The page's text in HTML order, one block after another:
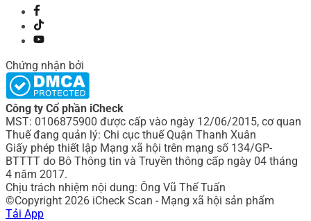
Chứng nhận bởi
Công ty Cổ phần iCheck
MST: 0106875900 được cấp vào ngày 12/06/2015, cơ quan
Thuế đang quản lý: Chi cục thuế Quận Thanh Xuân
Giấy phép thiết lập Mạng xã hội trên mạng số 134/GP-
BTTTT do Bô Thông tin và Truyền thông cấp ngày 04 tháng
4 năm 2017.
Chịu trách nhiệm nội dung: Ông Vũ Thế Tuấn
©Copyright 2026 iCheck Scan - Mạng xã hội sản phẩm
Tải App